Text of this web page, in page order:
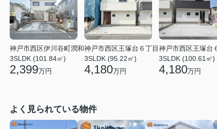
神戸市西区伊川谷町潤和
3SLDK (101.84㎡)
2,399万円
神戸市西区王塚台６丁目
3SLDK (95.22㎡)
4,180万円
神戸市西区王塚台
3SLDK (100.61㎡)
4,180万円
よく見られている物件